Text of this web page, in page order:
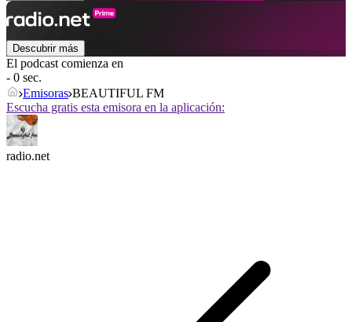
Descubrir más
El podcast comienza en
- 0 sec.
Emisoras BEAUTIFUL FM
Escucha gratis esta emisora en la aplicación:
radio.net